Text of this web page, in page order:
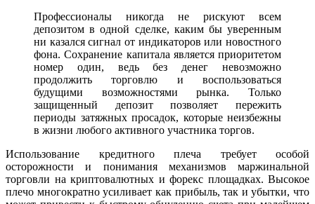
Профессионалы никогда не рискуют всем
депозитом в одной сделке, каким бы уверенным
ни казался сигнал от индикаторов или новостного
фона. Сохранение капитала является приоритетом
номер один, ведь без денег невозможно
продолжить торговлю и воспользоваться
будущими возможностями рынка. Только
защищенный депозит позволяет пережить
периоды затяжных просадок, которые неизбежны
в жизни любого активного участника торгов.
Использование кредитного плеча требует особой
осторожности и понимания механизмов маржинальной
торговли на криптовалютных и форекс площадках. Высокое
плечо многократно усиливает как прибыль, так и убытки, что